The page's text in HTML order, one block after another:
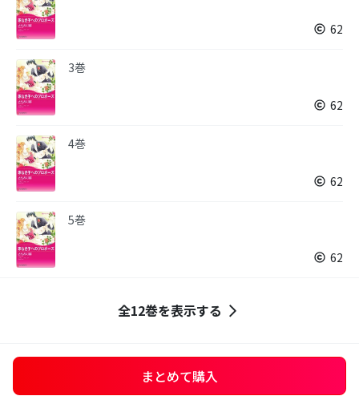
62
3巻
62
4巻
62
5巻
62
全12巻を表示する
まとめて購入